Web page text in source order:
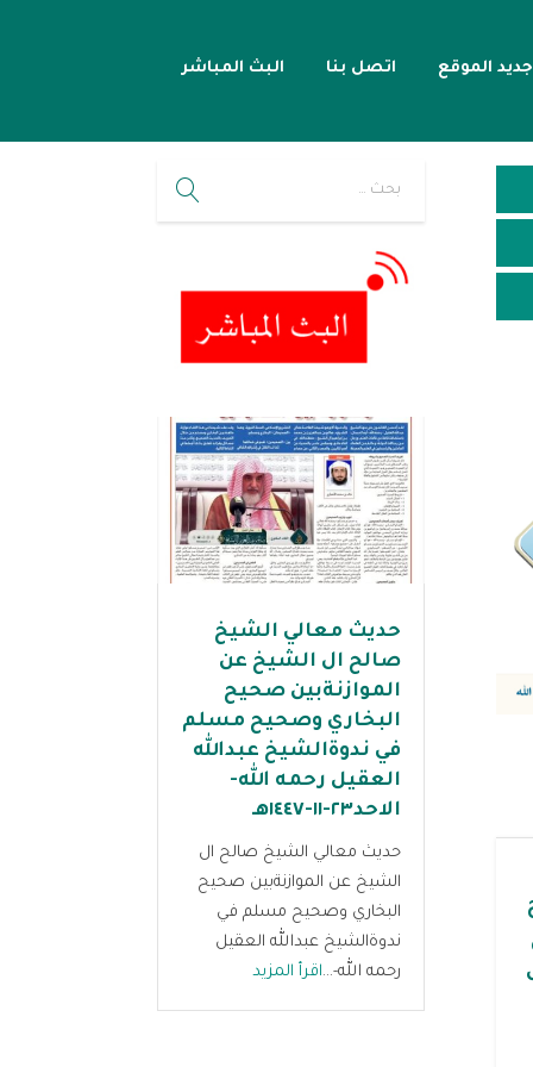
جديد الموقع اتصل بنا البث المباشر
حديث معالي الشيخ
صالح ال الشيخ عن
الموازنةبين صحيح
البخاري وصحيح مسلم
في ندوةالشيخ عبدالله
العقيل رحمه الله-
الاحد٢٣-١١-١٤٤٧هـ
حديث معالي الشيخ صالح ال
الشيخ عن الموازنةبين صحيح
البخاري وصحيح مسلم في
ندوةالشيخ عبدالله العقيل
رحمه الله-...اقرأ المزيد